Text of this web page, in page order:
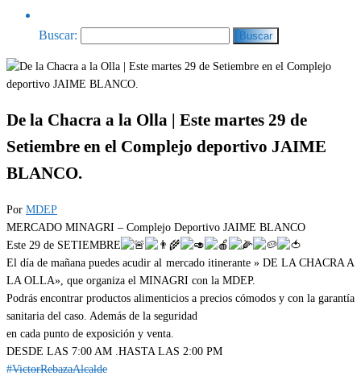
Buscar:
De la Chacra a la Olla | Este martes 29 de
Setiembre en el Complejo deportivo JAIME
BLANCO.
Por MDEP
MERCADO MINAGRI – Complejo Deportivo JAIME BLANCO
Este 29 de SETIEMBRE
El día de mañana puedes acudir al mercado itinerante » DE LA CHACRA A
LA OLLA», que organiza el MINAGRI con la MDEP.
Podrás encontrar productos alimenticios a precios cómodos y con la garantía
sanitaria del caso. Además de la seguridad
en cada punto de exposición y venta.
DESDE LAS 7:00 AM .HASTA LAS 2:00 PM
#VictorRebazaAlcalde